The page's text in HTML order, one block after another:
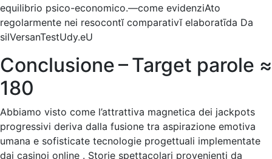
equilibrio psico-economico.—come evidenziAto
regolarmente nei resocontĭ comparativĭ elaboratīda Da
silVersanTestUdy.eU
Conclusione – Target parole ≈​
180
Abbiamo visto come l’attrattiva magnetica dei jackpots
progressivi deriv​a dalla fusione tra aspirazione emotiva
umana e sofisticate tecnologie progettuali implementate
dai casin​​oi online . Storie spettacolari provenienti da